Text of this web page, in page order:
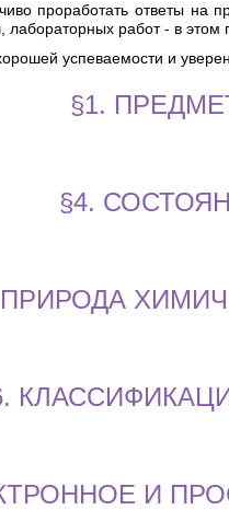
проработать ответы на
лабораторных работ - в этом
успеваемости и
§1.
§4.
И